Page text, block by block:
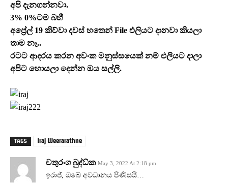
අපි දැනගන්නවා.
3% 0%ටම බහී
අප්‍රේල් 19 කිව්වා දවස් හතෙන් File එලියට දානවා කියලා
තාම නෑ..
රටට ආදරය කරන අවංක මනුස්සයෙක් නම් එලියට දාලා
අපිට හොයලා දෙන්න ඔය සල්ලි.
TAGS Iraj Weerarathne
චතුරංග බුද්ධ්ක May 3, 2022 At 2:18 pm
ඉරාජ්, ඔබේ අවධානය පිණිසයි…